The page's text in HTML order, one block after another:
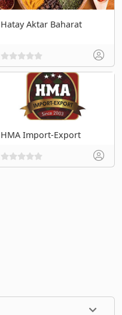
Hatay Aktar Baharat
HMA Import-Export